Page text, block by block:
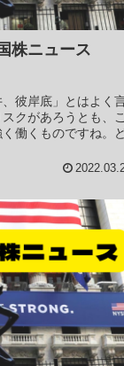
株ニュース
彼岸底」とはよく
クがあろうとも、
働くものですね。